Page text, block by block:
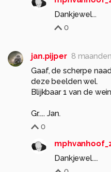
Dankjewel...
0
jan.pijper 8
Gaaf, de scherpe
deze beelden wel.
Blijkbaar 1 van de
Gr..... Jan.
0
Dankjewel....